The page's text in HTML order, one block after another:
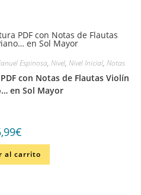
Espinosa, Nivel, Nivel Inicial, Notas
con Notas de Flautas Violín
en Sol Mayor
€
al carrito